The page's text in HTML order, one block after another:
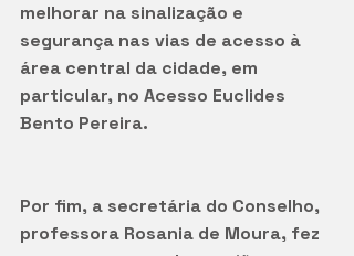
melhorar na sinalização e
segurança nas vias de acesso à
área central da cidade, em
particular, no Acesso Euclides
Bento Pereira.
Por fim, a secretária do Conselho,
professora Rosania de Moura, fez